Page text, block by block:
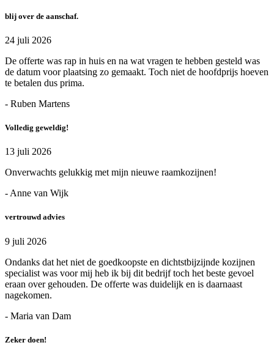
blij over de aanschaf.
24 juli 2026
De offerte was rap in huis en na wat vragen te hebben gesteld was
de datum voor plaatsing zo gemaakt. Toch niet de hoofdprijs hoeven
te betalen dus prima.
- Ruben Martens
Volledig geweldig!
13 juli 2026
Onverwachts gelukkig met mijn nieuwe raamkozijnen!
- Anne van Wijk
vertrouwd advies
9 juli 2026
Ondanks dat het niet de goedkoopste en dichtstbijzijnde kozijnen
specialist was voor mij heb ik bij dit bedrijf toch het beste gevoel
eraan over gehouden. De offerte was duidelijk en is daarnaast
nagekomen.
- Maria van Dam
Zeker doen!